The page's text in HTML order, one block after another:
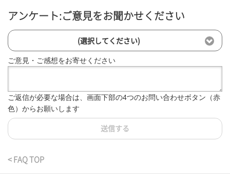
アンケート:ご意見をお聞かせください
(選択してください)
ご意見・ご感想をお寄せください
ご返信が必要な場合は、画面下部の4つのお問い合わせボタン（赤
色）からお願いします
送信する
< FAQ TOP